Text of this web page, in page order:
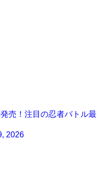
売！注目の忍者バトル最
2026